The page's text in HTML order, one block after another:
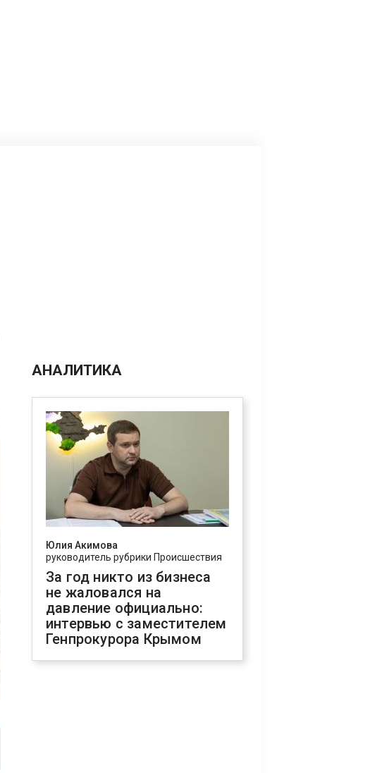
АНАЛИТИКА
Юлия Акимова
руководитель рубрики Происшествия
За год никто из бизнеса
не жаловался на
давление официально:
интервью с заместителем
Генпрокурора Крымом